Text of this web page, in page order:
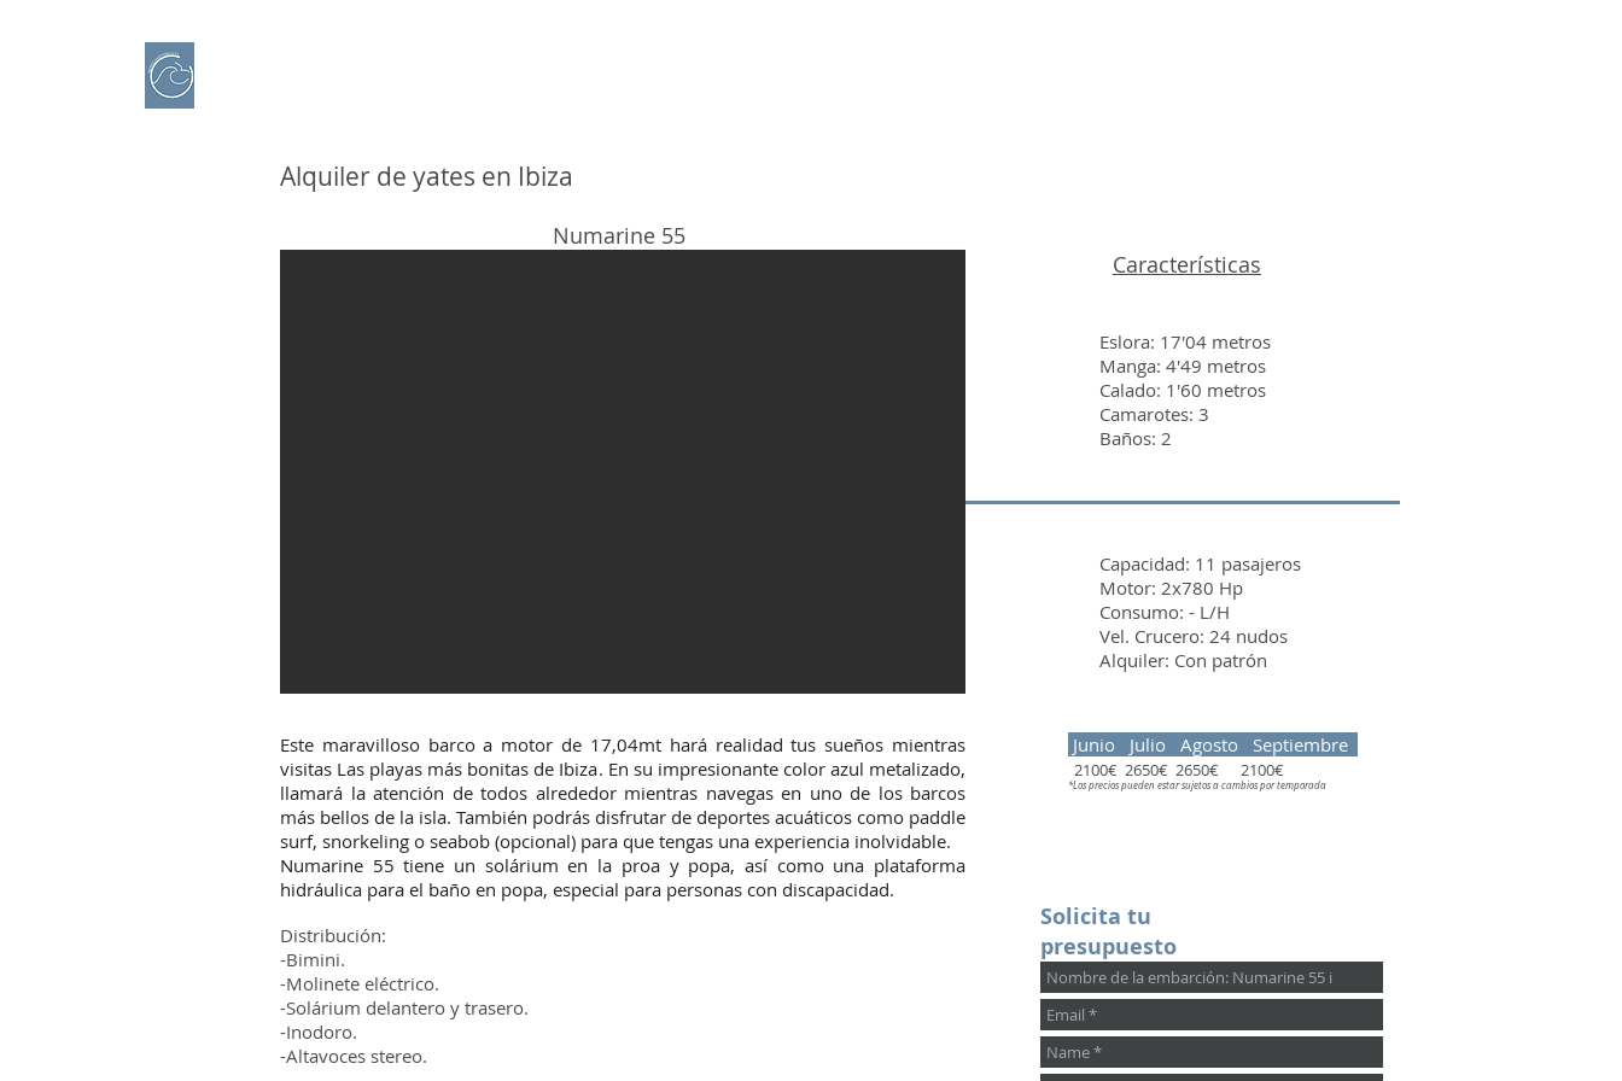
Alquiler de yates en Ibiza
Numarine 55
Características
Eslora: 17'04 metros
Manga: 4'49 metros
Calado: 1'60 metros
Camarotes: 3
Baños: 2
Capacidad: 11 pasajeros
Motor: 2x780 Hp
Consumo: - L/H
Vel. Crucero: 24 nudos
Alquiler: Con patrón
Este maravilloso barco a motor de 17,04mt hará realidad tus sueños mientras
visitas Las playas más bonitas de Ibiza. En su impresionante color azul metalizado,
llamará la atención de todos alrededor mientras navegas en uno de los barcos
más bellos de la isla. También podrás disfrutar de deportes acuáticos como paddle
surf, snorkeling o seabob (opcional) para que tengas una experiencia inolvidable.
Numarine 55 tiene un solárium en la proa y popa, así como una plataforma
hidráulica para el baño en popa, especial para personas con discapacidad.
Distribución:
-Bimini.
-Molinete eléctrico.
-Solárium delantero y trasero.
-Inodoro.
-Altavoces stereo.
*Los precios pueden estar sujetos a cambios por temporada
Junio Julio Agosto Septiembre
2100€ 2650€ 2650€ 2100€
Solicita tu
presupuesto